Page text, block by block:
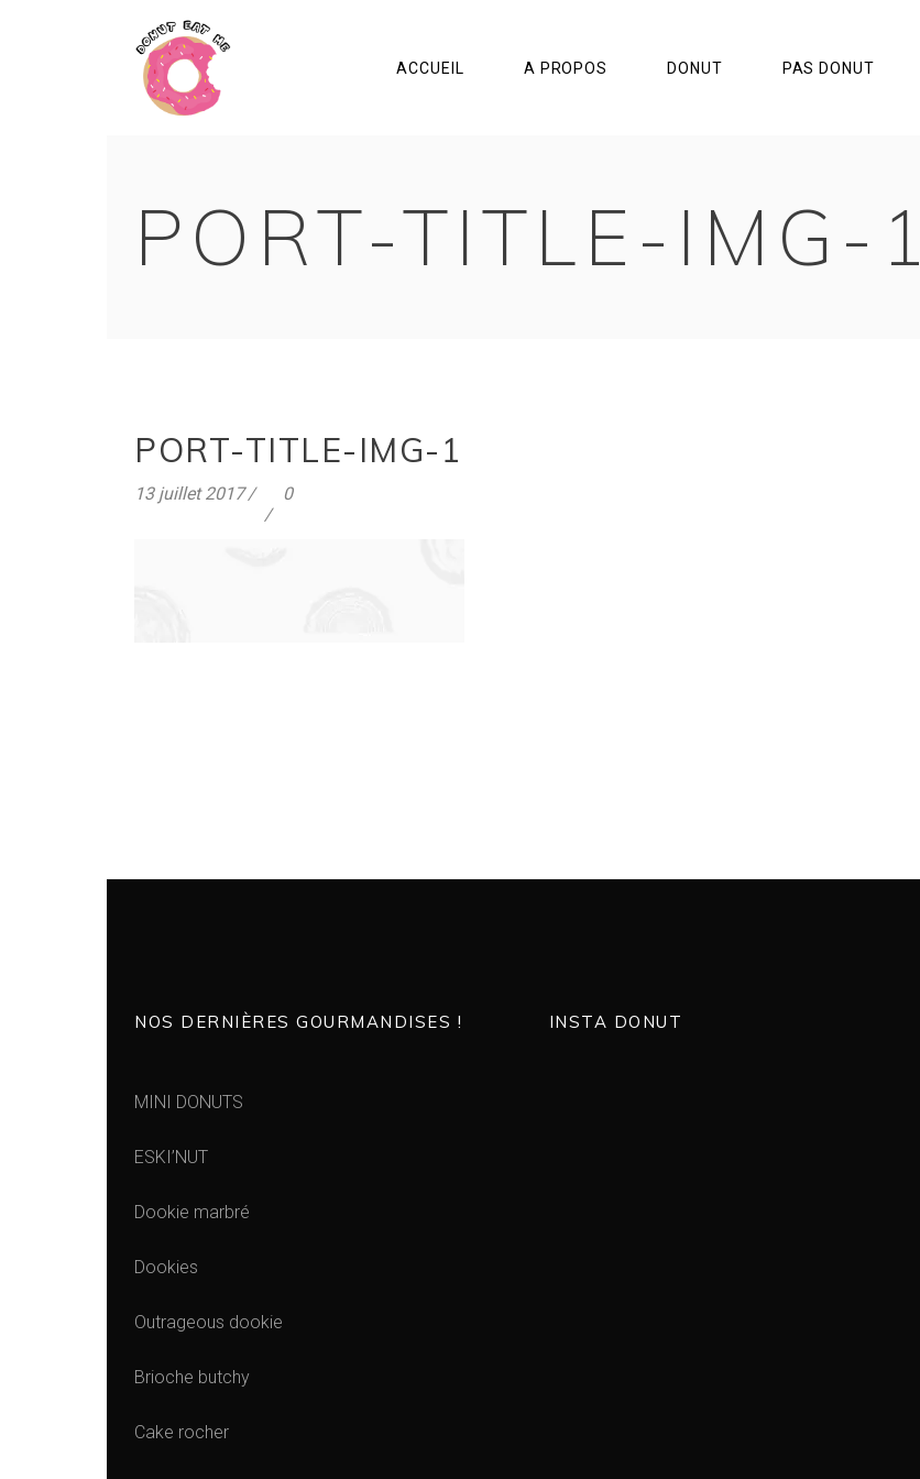
ACCUEIL A PROPOS DONUT PAS DONUT
PORT-TITLE-IMG-1
PORT-TITLE-IMG-1
13 juillet 2017 0
NOS DERNIÈRES GOURMANDISES !
MINI DONUTS
ESKI’NUT
Dookie marbré
Dookies
Outrageous dookie
Brioche butchy
Cake rocher
INSTA DONUT